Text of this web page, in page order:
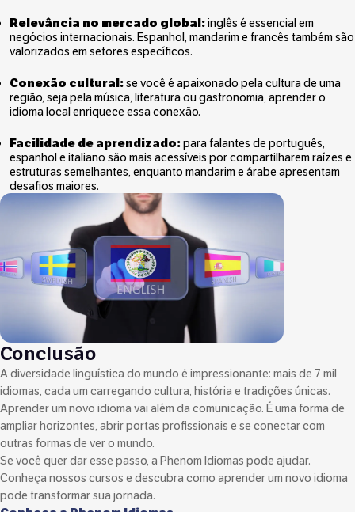
Relevância no mercado global:inglês é essencial em
negócios internacionais. Espanhol, mandarim e francês também são
valorizados em setores específicos.
Conexão cultural:se você é apaixonado pela cultura de uma
região, seja pela música, literatura ou gastronomia, aprender o
idioma local enriquece essa conexão.
Facilidade de aprendizado:para falantes de português,
espanhol e italiano são mais acessíveis por compartilharem raízes e
estruturas semelhantes, enquanto mandarim e árabe apresentam
desafios maiores.
Conclusão
A diversidade linguística do mundo é impressionante: mais de 7 mil
idiomas, cada um carregando cultura, história e tradições únicas.
Aprender um novo idioma vai além da comunicação. É uma forma de
ampliar horizontes, abrir portas profissionais e se conectar com
outras formas de ver o mundo.
Se você quer dar esse passo, a Phenom Idiomas pode ajudar.
Conheça nossos cursos e descubra como aprender um novo idioma
pode transformar sua jornada.